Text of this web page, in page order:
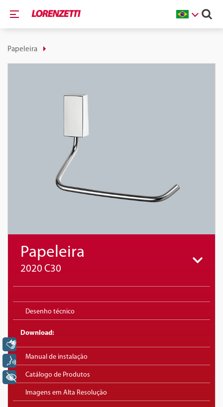
Papeleira
Papeleira
2020 C30
Desenho técnico
Download:
Manual de instalação
Catálogo de Produtos
Imagens em Alta Resolução
Voz
+ Acessibilidade